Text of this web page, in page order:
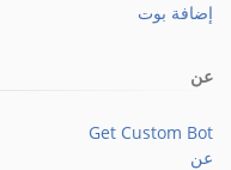
إضافة بوت
عن
Get Custom Bot
عن